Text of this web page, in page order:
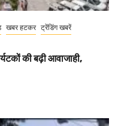
खबर हटकर ट्रेंडिंग खबरें
की बढ़ी आवाजाही,